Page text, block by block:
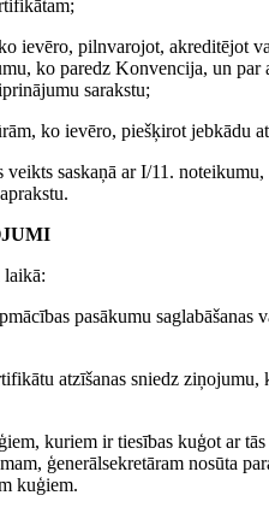
ievēro, pilnvarojot, akreditējot
ko paredz Konvencija, un
sarakstu;
ko ievēro, piešķirot jebkādu
veikts saskaņā ar I/11.
laikā:
pasākumu saglabāšanas
atzīšanas sniedz
kuriem ir tiesības kuģot ar
ģenerālsekretāram nosūta
kuģiem.